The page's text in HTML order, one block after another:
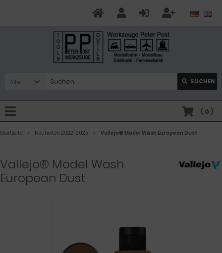
Alle SUCHEN
( 0 )
Startseite Neuheiten 2022-2025 Vallejo® Model Wash European Dust
Vallejo® Model Wash
European Dust